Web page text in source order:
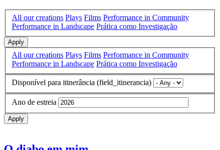
All our creations Plays Films Performance in Community
Performance in Landscape Prática como Investigação
Apply
All our creations Plays Films Performance in Community
Performance in Landscape Prática como Investigação
Disponível para itinerância (field_itinerancia)
Ano de estreia
Apply